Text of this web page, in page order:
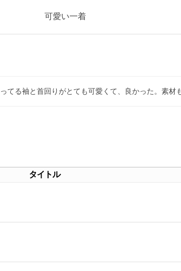
可愛い一着
る袖と首回りがとても可愛くて、良かった。素材
タイトル